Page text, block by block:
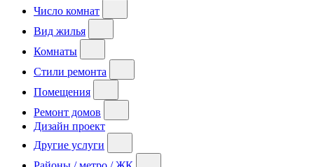
Число комнат
Вид жилья
Комнаты
Стили ремонта
Помещения
Ремонт домов
Дизайн проект
Другие услуги